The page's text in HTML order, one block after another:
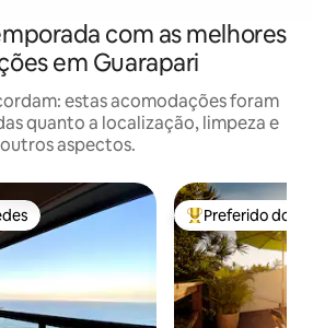
com as melhores
em Guarapari
estas acomodações foram
quanto a localização, limpeza e
outros aspectos.
Entre os
Preferido dos